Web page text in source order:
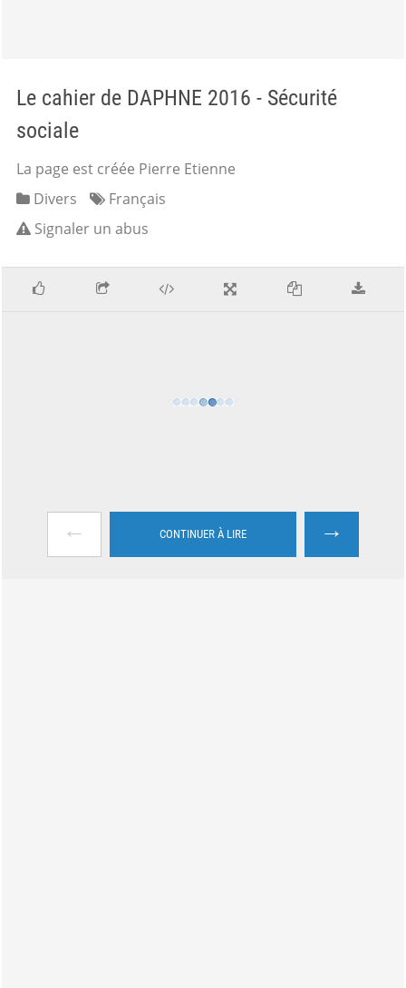
Le cahier de DAPHNE 2016 - Sécurité
sociale
La page est créée Pierre Etienne
Divers
Français
Signaler un abus
← CONTINUER À LIRE →